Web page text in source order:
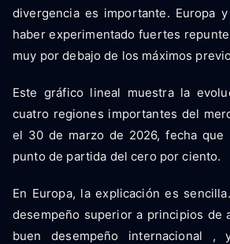
divergencia es importante. Europa
haber experimentado fuertes
muy por debajo de los máximos
Este gráfico lineal muestra la
cuatro regiones importantes del
el 30 de marzo de 2026, fecha que
punto de partida del cero por ciento.
En Europa, la explicación es
desempeño superior a principios de
buen desempeño internacional ,